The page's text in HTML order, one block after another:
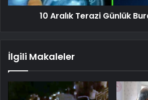
10 Aralık Terazi Günlük
İlgili Makaleler